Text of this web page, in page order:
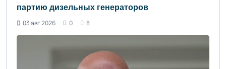
партию дизельных генераторов
03 авг 2026
0 8